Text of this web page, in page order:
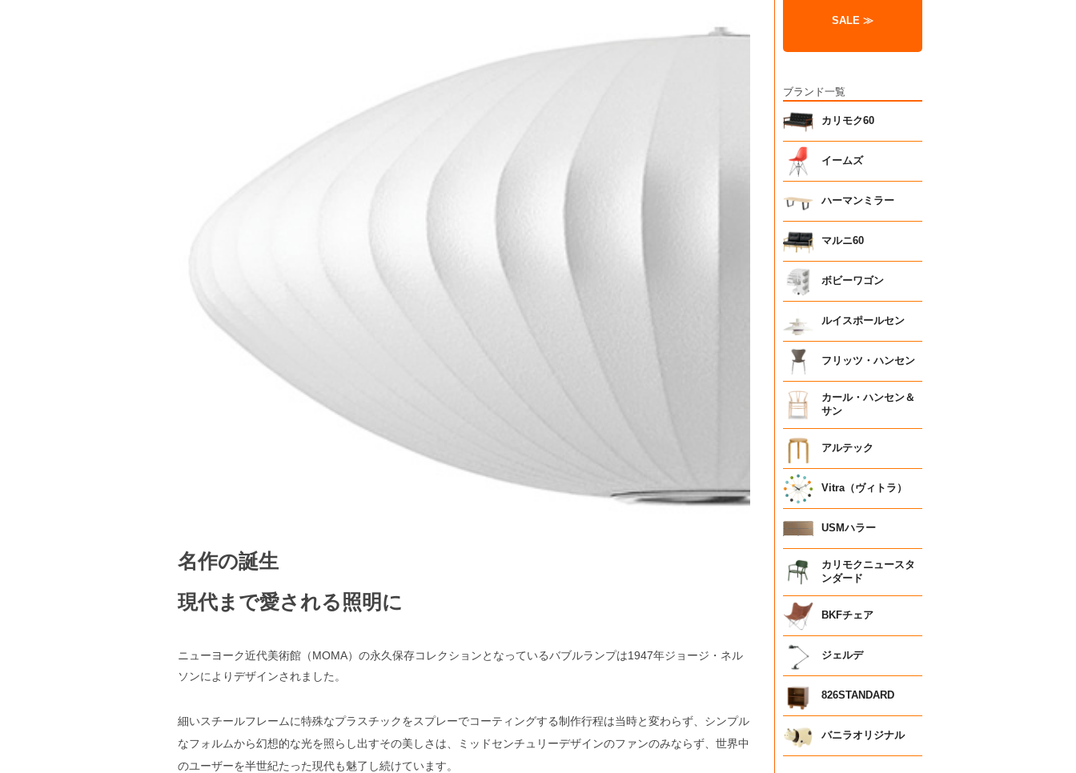
名作の誕生
現代まで愛される照明に
ニューヨーク近代美術館（MOMA）の永久保存コレクションとなっているバブルランプは1947年ジョージ・ネル
ソンによりデザインされました。
細いスチールフレームに特殊なプラスチックをスプレーでコーティングする制作行程は当時と変わらず、シンプル
なフォルムから幻想的な光を照らし出すその美しさは、ミッドセンチュリーデザインのファンのみならず、世界中
のユーザーを半世紀たった現代も魅了し続けています。
SALE ≫
ブランド一覧
カリモク60
イームズ
ハーマンミラー
マルニ60
ボビーワゴン
ルイスポールセン
フリッツ・ハンセン
カール・ハンセン＆
サン
アルテック
Vitra（ヴィトラ）
USMハラー
カリモクニュースタ
ンダード
BKFチェア
ジェルデ
826STANDARD
バニラオリジナル